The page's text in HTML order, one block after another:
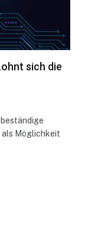
sich die
als Möglichkeit